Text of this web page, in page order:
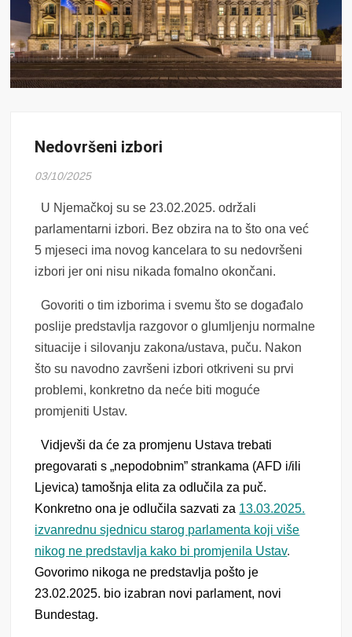
Nedovršeni izbori
03/10/2025
U Njemačkoj su se 23.02.2025. održali
parlamentarni izbori. Bez obzira na to što ona već
5 mjeseci ima novog kancelara to su nedovršeni
izbori jer oni nisu nikada fomalno okončani.
Govoriti o tim izborima i svemu što se događalo
poslije predstavlja razgovor o glumljenju normalne
situacije i silovanju zakona/ustava, puču. Nakon
što su navodno završeni izbori otkriveni su prvi
problemi, konkretno da neće biti moguće
promjeniti Ustav.
Vidjevši da će za promjenu Ustava trebati
pregovarati s „nepodobnim” strankama (AFD i/ili
Ljevica) tamošnja elita za odlučila za puč.
Konkretno ona je odlučila sazvati za 13.03.2025.
izvanrednu sjednicu starog parlamenta koji više
nikog ne predstavlja kako bi promjenila Ustav.
Govorimo nikoga ne predstavlja pošto je
23.02.2025. bio izabran novi parlament, novi
Bundestag.